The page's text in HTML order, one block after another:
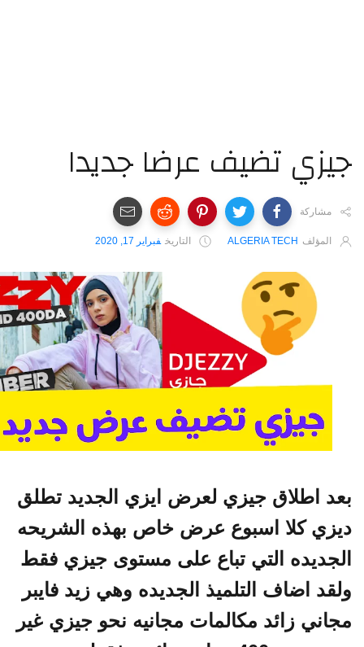
تضيف عرضا جديدا
مشاركة
المؤلف ALGERIA TECH التاريخ فبراير 17, 2020
اطلاق جيزي لعرض ايزي الجديد تطلق
كلا اسبوع عرض خاص بهذه الشريحه
التي تباع على مستوى جيزي فقط
اضاف التلميذ الجديده وهي زيد فايبر
زائد مكالمات مجانيه نحو جيزي غير